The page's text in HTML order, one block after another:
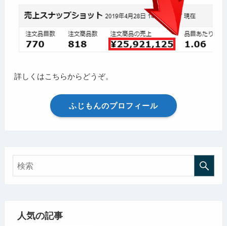
詳しくはこちらからどうぞ。
ふじもんのプロフィール
人気の記事